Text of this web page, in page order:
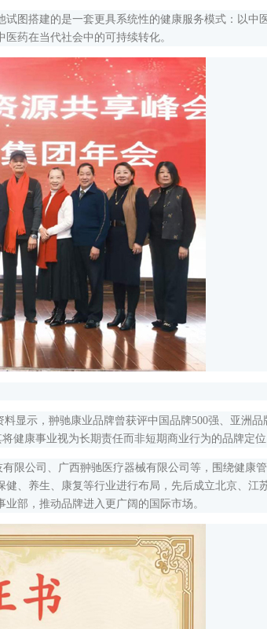
搭建的是一套更具系统性的健康服务模式：以中
药在当代社会中的可持续转化。
示，翀驰康业品牌曾获评中国品牌500强、亚洲品
健康事业视为长期责任而非短期商业行为的品牌定位
公司、广西翀驰医疗器械有限公司等，围绕健康
、养生、康复等行业进行布局，先后成立北京、江
部，推动品牌进入更广阔的国际市场。